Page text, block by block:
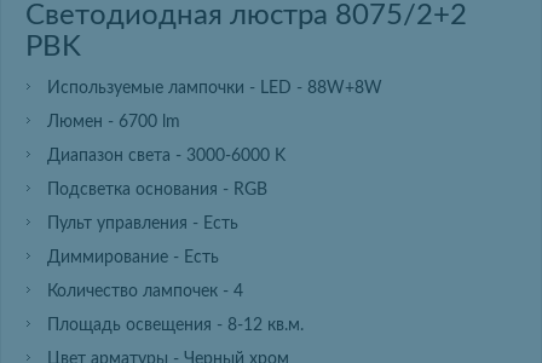
Светодиодная люстра 8075/2+2
PBK
Используемые лампочки - LED - 88W+8W
Люмен - 6700 lm
Диапазон света - 3000-6000 K
Подсветка основания - RGB
Пульт управления - Есть
Диммирование - Есть
Количество лампочек - 4
Площадь освещения - 8-12 кв.м.